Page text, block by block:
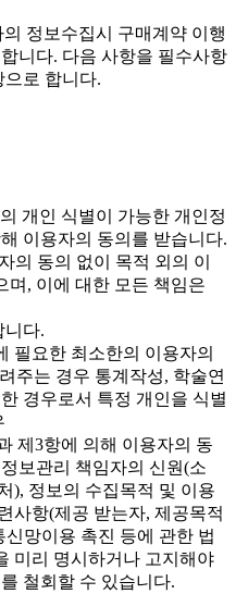
정보수집시 구매계약 이행
니다. 다음 사항을 필수사항
으로 합니다.
개인 식별이 가능한 개인정
이용자의 동의를 받습니다.
의 동의 없이 목적 외의 이
며, 이에 대한 모든 책임은
니다.
필요한 최소한의 이용자의
주는 경우 통계작성, 학술연
경우로서 특정 개인을 식별
제3항에 의해 이용자의 동
보관리 책임자의 신원(소
), 정보의 수집목적 및 이용
사항(제공 받는자, 제공목적
망이용 촉진 등에 관한 법
미리 명시하거나 고지해야
철회할 수 있습니다.